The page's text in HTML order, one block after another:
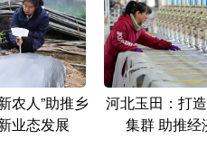
农人”助推乡
业态发展
河北玉田：打
集群 助推经